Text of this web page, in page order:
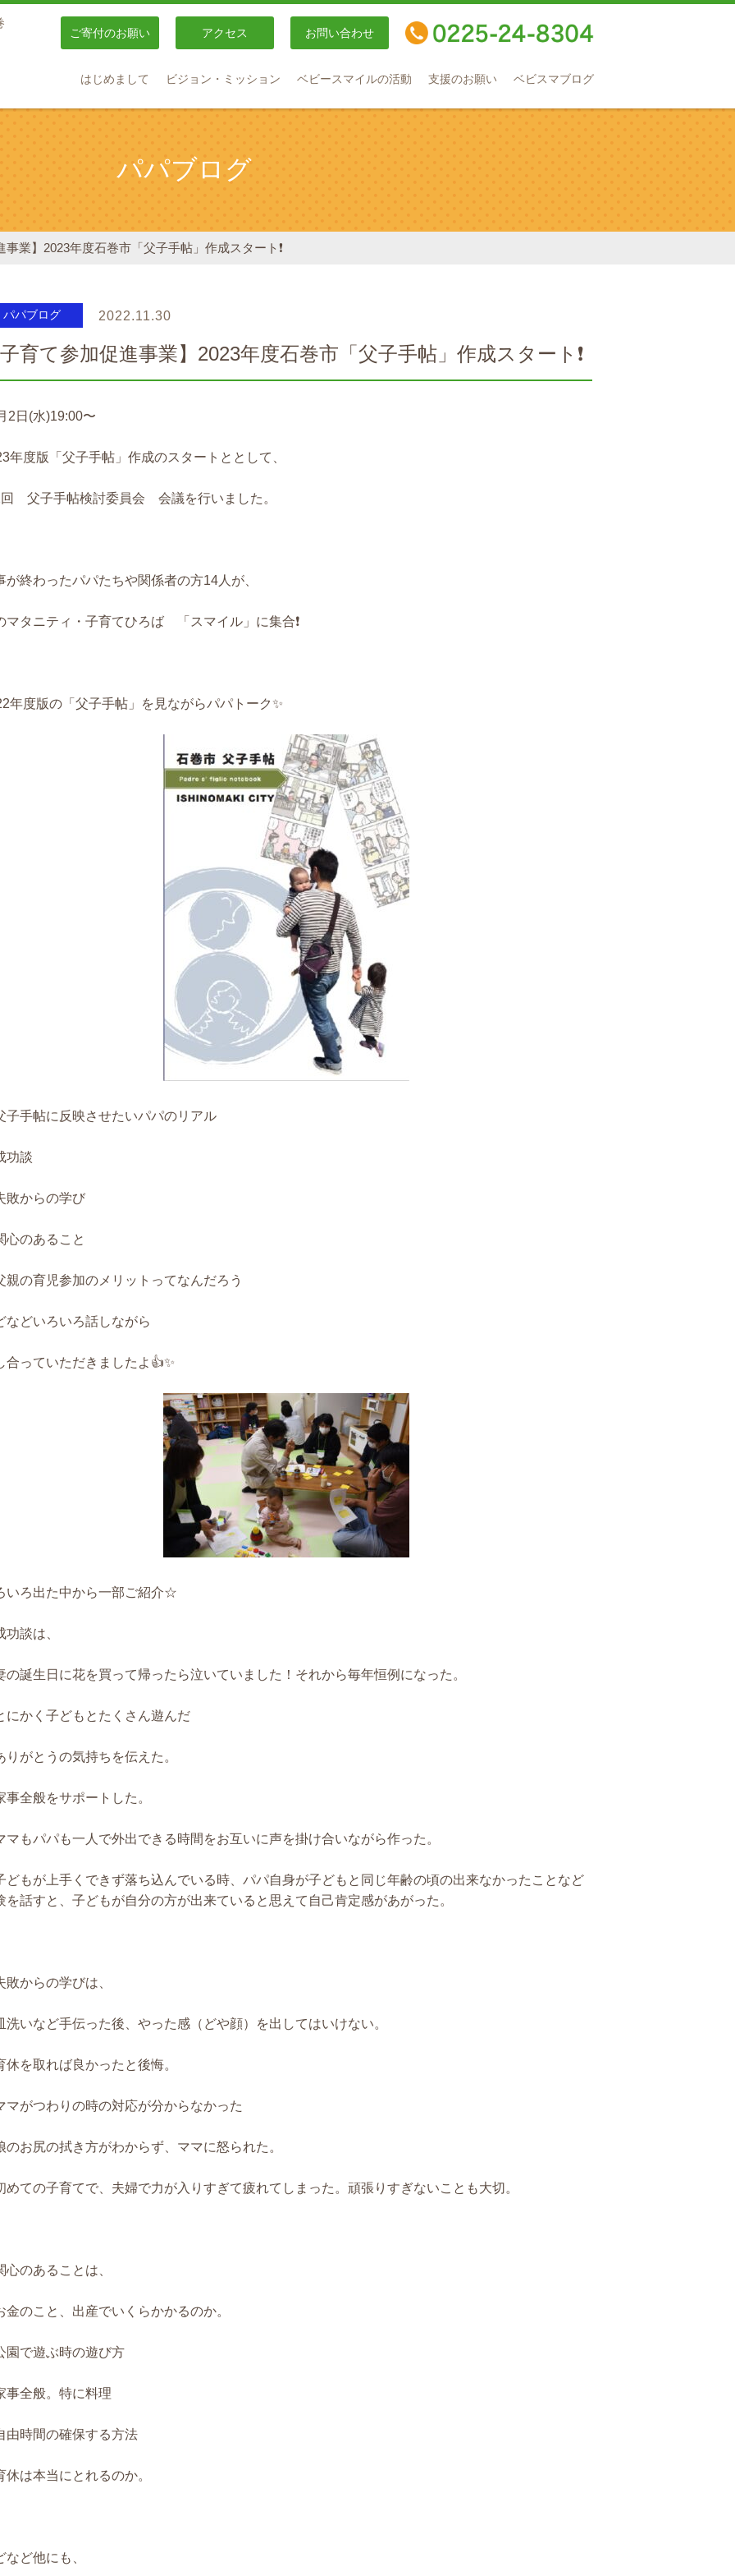
ご寄付のお願い アクセス お問い合わせ
はじめまして ビジョン・ミッション ベビースマイルの活動 支援のお願い ベビスマブログ
パパブログ
事業】2023年度石巻市「父子手帖」作成スタート❗️
パパブログ 2022.11.30
子育て参加促進事業】2023年度石巻市「父子手帖」作成スタート❗️
2日(水)19:00〜
年度版「父子手帖」作成のスタートととして、
回 父子手帖検討委員会 会議を行いました。
が終わったパパたちや関係者の方14人が、
マタニティ・子育てひろば 「スマイル」に集合❗️
年度版の「父子手帖」を見ながらパパトーク✨
手帖に反映させたいパパのリアル
功談
からの学び
のあること
の育児参加のメリットってなんだろう
などいろいろ話しながら
合っていただきましたよ👍✨
いろ出た中から一部ご紹介☆
談は、
の誕生日に花を買って帰ったら泣いていました！それから毎年恒例になった。
にかく子どもとたくさん遊んだ
りがとうの気持ちを伝えた。
事全般をサポートした。
マもパパも一人で外出できる時間をお互いに声を掛け合いながら作った。
どもが上手くできず落ち込んでいる時、パパ自身が子どもと同じ年齢の頃の出来なかったことなど
を話すと、子どもが自分の方が出来ていると思えて自己肯定感があがった。
からの学びは、
洗いなど手伝った後、やった感（どや顔）を出してはいけない。
休を取れば良かったと後悔。
マがつわりの時の対応が分からなかった
のお尻の拭き方がわからず、ママに怒られた。
めての子育てで、夫婦で力が入りすぎて疲れてしまった。頑張りすぎないことも大切。
のあることは、
金のこと、出産でいくらかかるのか。
園で遊ぶ時の遊び方
事全般。特に料理
由時間の確保する方法
休は本当にとれるのか。
など他にも、